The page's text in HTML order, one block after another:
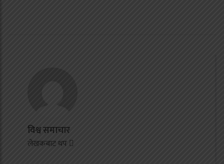
विश्व समाचार
लेखकबाट थप